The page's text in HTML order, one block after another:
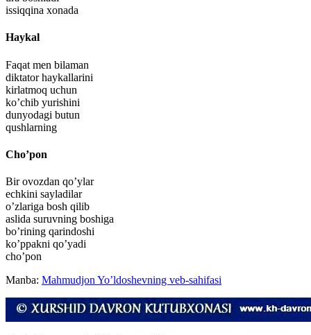
issiqqina xonada
Haykal
Faqat men bilaman
diktator haykallarini
kirlatmoq uchun
ko’chib yurishini
dunyodagi butun
qushlarning
Cho’pon
Bir ovozdan qo’ylar
echkini sayladilar
o’zlariga bosh qilib
aslida suruvning boshiga
bo’rining qarindoshi
ko’ppakni qo’yadi
cho’pon
Manba: Mahmudjon Yo’ldoshevning veb-sahifasi